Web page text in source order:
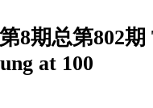
8期总第802期
at 100